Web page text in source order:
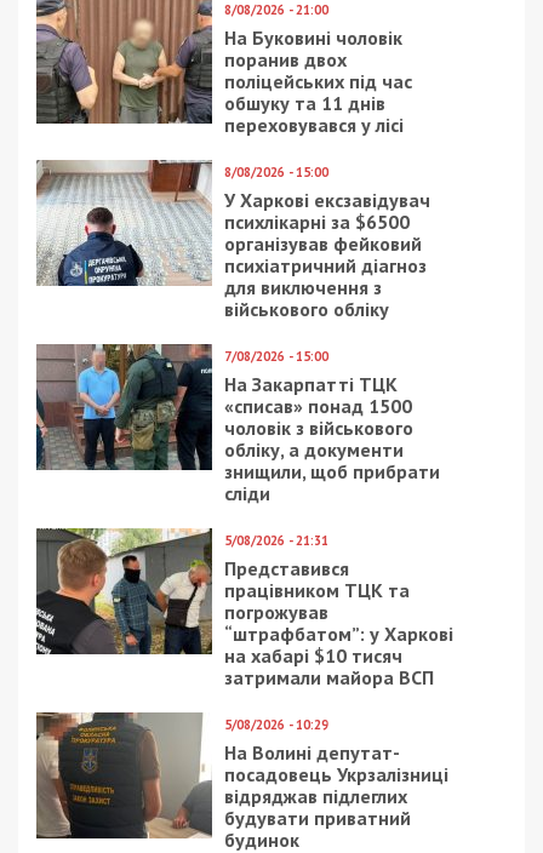
8/08/2026 - 21:00
На Буковині чоловік
поранив двох
поліцейських під час
обшуку та 11 днів
переховувався у лісі
8/08/2026 - 15:00
У Харкові ексзавідувач
психлікарні за $6500
організував фейковий
психіатричний діагноз
для виключення з
військового обліку
7/08/2026 - 15:00
На Закарпатті ТЦК
«списав» понад 1500
чоловік з військового
обліку, а документи
знищили, щоб прибрати
сліди
5/08/2026 - 21:31
Представився
працівником ТЦК та
погрожував
“штрафбатом”: у Харкові
на хабарі $10 тисяч
затримали майора ВСП
5/08/2026 - 10:29
На Волині депутат-
посадовець Укрзалізниці
відряджав підлеглих
будувати приватний
будинок